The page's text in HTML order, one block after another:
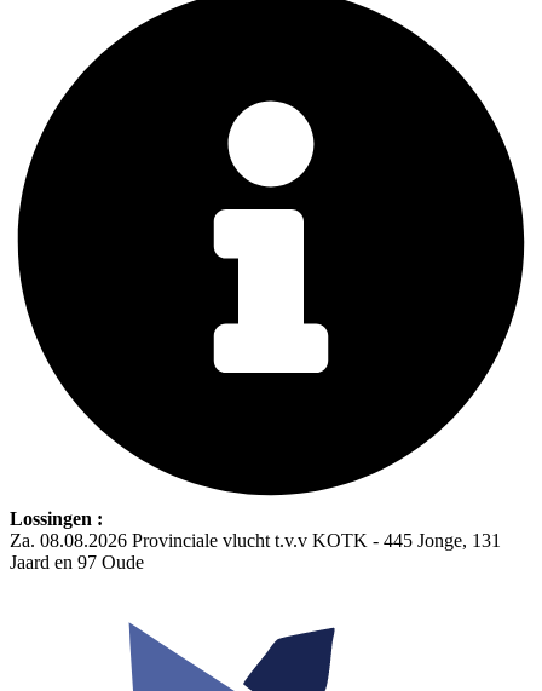
Lossingen :
Za. 08.08.2026 Provinciale vlucht t.v.v KOTK - 445 Jonge, 131
Jaard en 97 Oude